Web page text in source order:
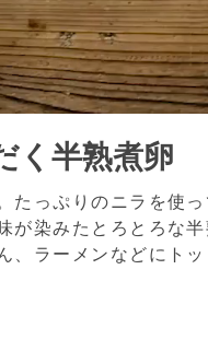
く半熟煮卵
たっぷりのニラを使
が染みたとろとろな半
、ラーメンなどにトッ